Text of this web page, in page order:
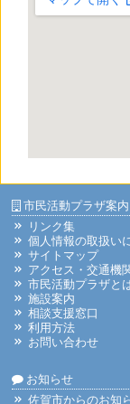
市民活動プラザ案内
リンク集
個人情報の取扱い
サイトマップ
アクセス・交通機
市民活動プラザと
施設案内
相談支援窓口
利用方法
お問い合わせ
お知らせ
佐賀市からのお知